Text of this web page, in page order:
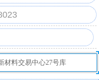
材料交易中心27号库